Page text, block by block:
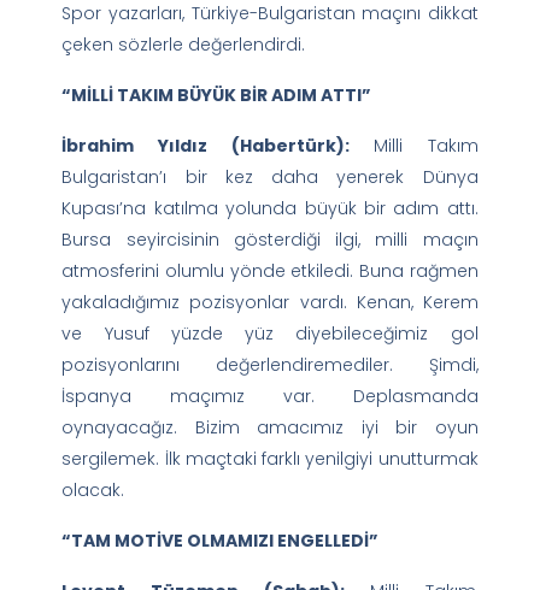
Spor yazarları, Türkiye-Bulgaristan maçını dikkat
çeken sözlerle değerlendirdi.
“MİLLİ TAKIM BÜYÜK BİR ADIM ATTI”
İbrahim Yıldız (Habertürk):Milli Takım
Bulgaristan’ı bir kez daha yenerek Dünya
Kupası’na katılma yolunda büyük bir adım attı.
Bursa seyircisinin gösterdiği ilgi, milli maçın
atmosferini olumlu yönde etkiledi. Buna rağmen
yakaladığımız pozisyonlar vardı. Kenan, Kerem
ve Yusuf yüzde yüz diyebileceğimiz gol
pozisyonlarını değerlendiremediler. Şimdi,
İspanya maçımız var. Deplasmanda
oynayacağız. Bizim amacımız iyi bir oyun
sergilemek. İlk maçtaki farklı yenilgiyi unutturmak
olacak.
“TAM MOTİVE OLMAMIZI ENGELLEDİ”